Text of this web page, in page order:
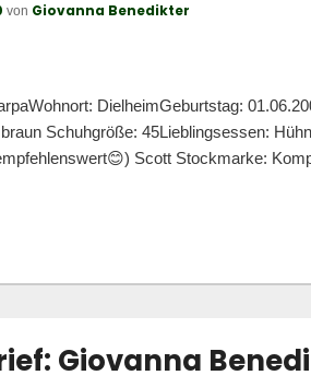
von Giovanna Benedikter
DielheimGeburtstag:
Schuhgröße: 45Lieblingsessen:
Scott Stockmarke:
Karpa
Giovanna